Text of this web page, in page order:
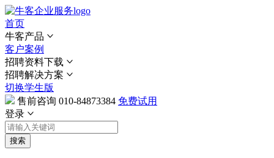
首页
牛客产品
客户案例
招聘资料下载
招聘解决方案
切换学生版
售前咨询 010-84873384 免费试用
登录
搜索